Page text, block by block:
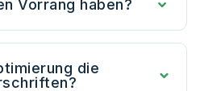
Vorrang haben?
die